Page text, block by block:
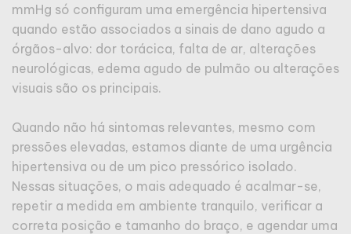
mmHg só configuram uma emergência hipertensiva
quando estão associados a sinais de dano agudo a
órgãos-alvo: dor torácica, falta de ar, alterações
neurológicas, edema agudo de pulmão ou alterações
visuais são os principais.
Quando não há sintomas relevantes, mesmo com
pressões elevadas, estamos diante de uma urgência
hipertensiva ou de um pico pressórico isolado.
Nessas situações, o mais adequado é acalmar-se,
repetir a medida em ambiente tranquilo, verificar a
correta posição e tamanho do braço, e agendar uma